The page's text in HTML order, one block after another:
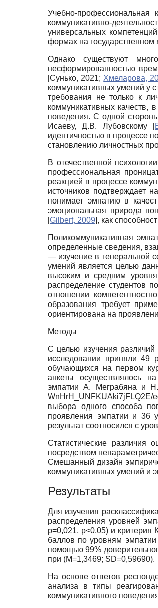
Учебно-
коммуникативно-
универсальных
формах на государственном
Однако существуют
несформированностью
[Сунько, 2021; Хмеларова,
коммуникативных умений у
требования не только к
коммуникативных качеств,
поведения. С одной
Исаеву, Д.В. Лубовскому [
идентичностью в процессе
становлению личностных
В отечественной
профессиональная
реакцией в процессе
источников подтверждает
понимает эмпатию в
эмоциональная природа
[Gilbert, 2009], как
Поликоммуникативная
определенные сведения,
— изучение в генеральной
умений является целью
высоким и средним
распределение студентов
отношении
образования требует
ориентирована на
Методы
С целью изучения
исследовании приняли
обучающихся на первом
анкеты осуществлялось на
эмпатии А. Меграбяна и
выбора одного способа
проявления эмпатии и 36
результат соотносился с
Статистические
посредством
Смешанный дизайн
коммуникативных умений и
Результаты
Для изучения
распределения уровней
p=0,021, p<0,05) и
баллов по уровням
помощью 99%
при (M=1,3469; SD=0,59690).
На основе ответов
анализа в типы
коммуникативного